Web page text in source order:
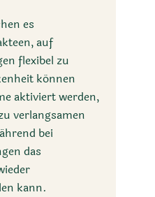
es
auf
flexibel zu
können
aktiviert werden,
verlangsamen
bei
das
kann.